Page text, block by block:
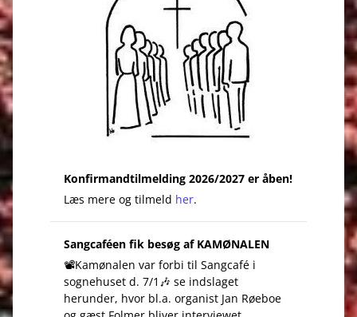
Konfirmandtilmelding 2026/2027 er åben!
Læs mere og tilmeld her.
Sangcaféen fik besøg af KAMØNALEN
📽️Kamønalen var forbi til Sangcafé i
sognehuset d. 7/1🎶 se indslaget
herunder, hvor bl.a. organist Jan Røeboe